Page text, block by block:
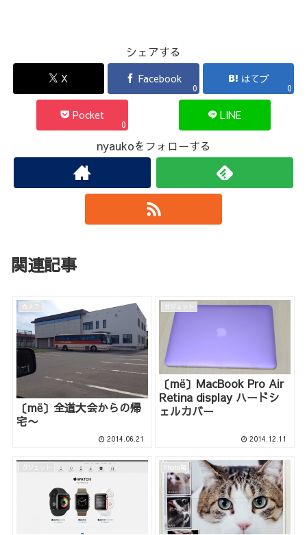
シェアする
X Facebook
0
はてブ
0
Pocket
0
LINE
nyaukoをフォローする
関連記事
カメラ
〔më〕全道大会からの帰
宅〜
2014.06.21
ガジェット
〔më〕MacBook Pro Air
Retina display ハードシ
ェルカバー
2014.12.11
ガジェット Photo箱